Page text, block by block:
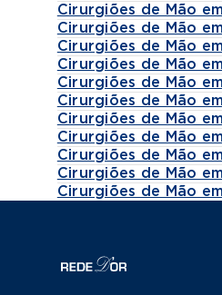
Cirurgiões de Mão
Cirurgiões de Mão
Cirurgiões de Mão
Cirurgiões de Mão
Cirurgiões de Mão
Cirurgiões de Mão
Cirurgiões de Mão
Cirurgiões de Mão
Cirurgiões de Mão
Cirurgiões de Mão
Cirurgiões de Mão